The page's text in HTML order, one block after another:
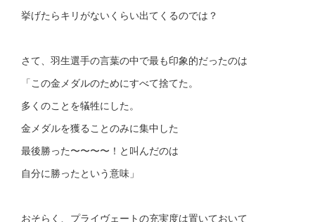
挙げたらキリがないくらい出てくるのでは？
さて、羽生選手の言葉の中で最も印象的だったのは
「この金メダルのためにすべて捨てた。
多くのことを犠牲にした。
金メダルを獲ることのみに集中した
最後勝った〜〜〜〜！と叫んだのは
自分に勝ったという意味」
おそらく、プライヴェートの充実度は置いておいて